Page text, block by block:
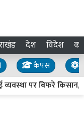
देश विदेश
कैंपस
पर बिफरे किसान,